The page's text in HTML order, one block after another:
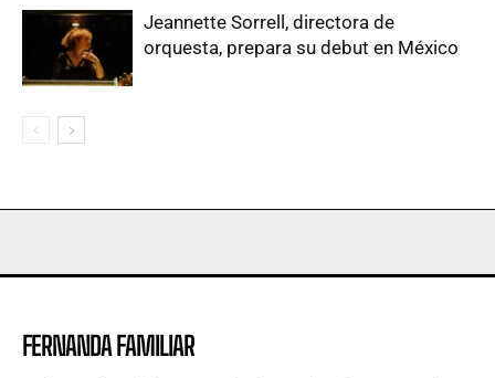
Jeannette Sorrell, directora de
orquesta, prepara su debut en México
FERNANDA FAMILIAR